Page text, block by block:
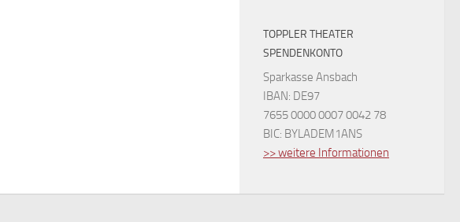
TOPPLER THEATER
SPENDENKONTO
Sparkasse Ansbach
IBAN: DE97
7655 0000 0007 0042 78
BIC: BYLADEM1ANS
>> weitere Informationen